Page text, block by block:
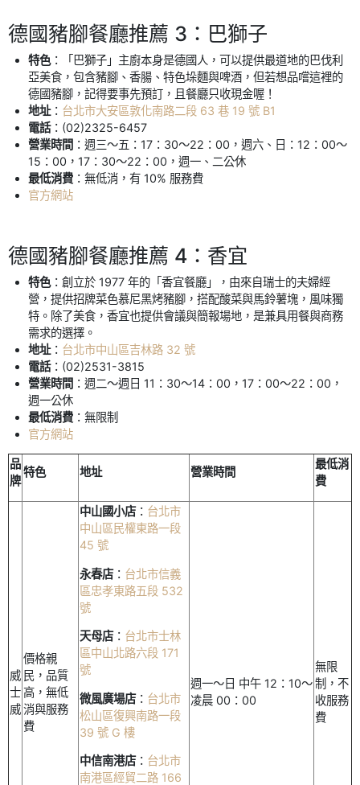
德國豬腳餐廳推薦 3：巴獅子
特色：「巴獅子」主廚本身是德國人，可以提供最道地的巴伐利
亞美食，包含豬腳、香腸、特色垛麵與啤酒，但若想品嚐這裡的
德國豬腳，記得要事先預訂，且餐廳只收現金喔！
地址： 台北市大安區敦化南路二段 63 巷 19 號 B1
電話：(02)2325-6457
營業時間 ：週三～五：17：30～22：00，週六、日：12：00～
15：00，17：30～22：00，週一、二公休
最低消費 ：無低消，有 10% 服務費
官方網站
德國豬腳餐廳推薦 4：香宜
特色：創立於 1977 年的「香宜餐廳」，由來自瑞士的夫婦經
營，提供招牌菜色慕尼黑烤豬腳，搭配酸菜與馬鈴薯塊，風味獨
特。除了美食，香宜也提供會議與簡報場地，是兼具用餐與商務
需求的選擇。
地址： 台北市中山區吉林路 32 號
電話：(02)2531-3815
營業時間 ：週二～週日 11：30～14：00，17：00～22：00，
週一公休
最低消費 ：無限制
官方網站
品
牌
特色 地址 營業時間
最低消
費
威
士
威
價格親
民，品質
高，無低
消與服務
費
中山國小店： 台北市
中山區民權東路一段
45 號
永春店： 台北市信義
區忠孝東路五段 532
號
天母店： 台北市士林
區中山北路六段 171
號
微風廣場店： 台北市
松山區復興南路一段
39 號 G 樓
中信南港店： 台北市
南港區經貿二路 166
週一～日 中午 12：10～
凌晨 00：00
無限
制，不
收服務
費